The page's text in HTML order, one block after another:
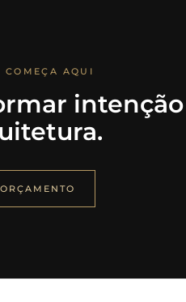
COMEÇA AQUI
intenção